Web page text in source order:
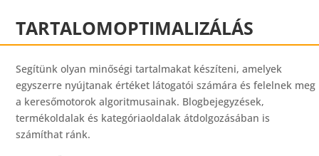
TARTALOMOPTIMALIZÁLÁS
Segítünk olyan minőségi tartalmakat készíteni, amelyek
egyszerre nyújtanak értéket látogatói számára és felelnek meg
a keresőmotorok algoritmusainak. Blogbejegyzések,
termékoldalak és kategóriaoldalak átdolgozásában is
számíthat ránk.